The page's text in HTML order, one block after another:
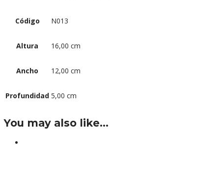
Código N013
Altura 16,00 cm
Ancho 12,00 cm
Profundidad 5,00 cm
You may also like…